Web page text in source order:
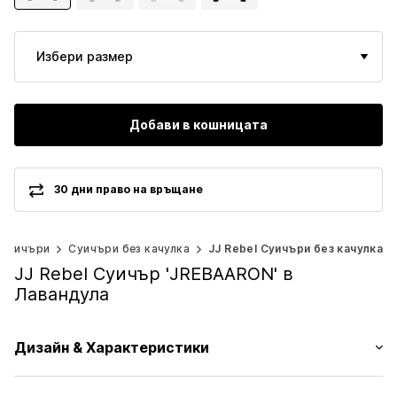
Избери размер
Добави в кошницата
30 дни право на връщане
Суичъри Суичъри без качулка JJ Rebel Суичъри без качулка
JJ Rebel Суичър 'JREBAARON' в
Лавандула
Дизайн & Характеристики